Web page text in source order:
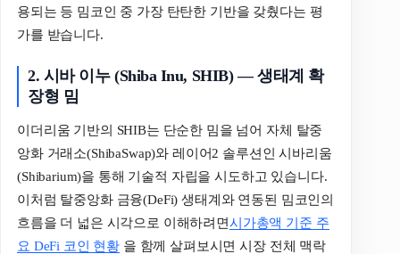
용되는 등 밈코인 중 가장 탄탄한 기반을 갖췄다는 평
가를 받습니다.
2. 시바 이누 (Shiba Inu, SHIB) — 생태계 확
장형 밈
이더리움 기반의 SHIB는 단순한 밈을 넘어 자체 탈중
앙화 거래소(ShibaSwap)와 레이어2 솔루션인 시바리움
(Shibarium)을 통해 기술적 자립을 시도하고 있습니다.
이처럼 탈중앙화 금융(DeFi) 생태계와 연동된 밈코인의
흐름을 더 넓은 시각으로 이해하려면시가총액 기준 주
요 DeFi 코인 현황 을 함께 살펴보시면 시장 전체 맥락